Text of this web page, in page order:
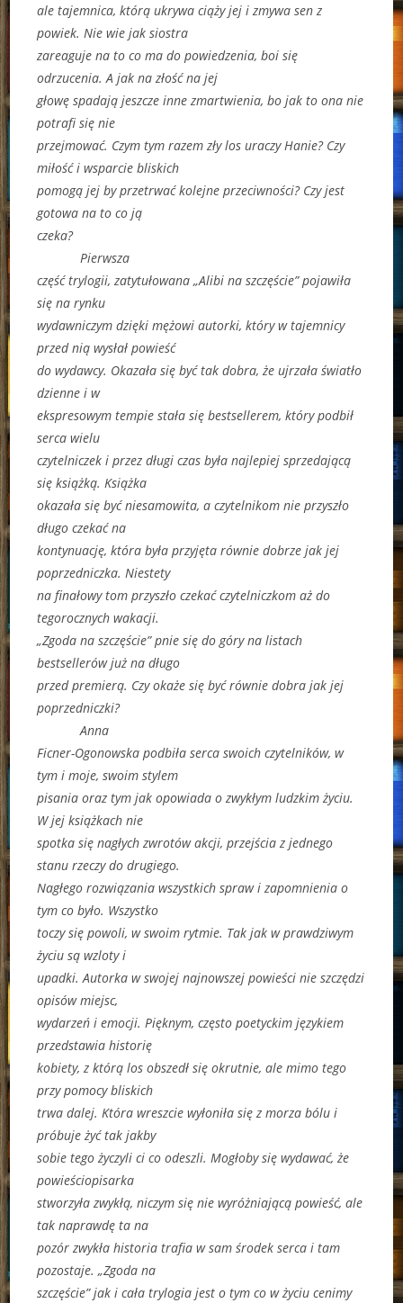
ale tajemnica, którą ukrywa ciąży jej i zmywa sen z
powiek. Nie wie jak siostra
zareaguje na to co ma do powiedzenia, boi się
odrzucenia. A jak na złość na jej
głowę spadają jeszcze inne zmartwienia, bo jak to ona nie
potrafi się nie
przejmować. Czym tym razem zły los uraczy Hanie? Czy
miłość i wsparcie bliskich
pomogą jej by przetrwać kolejne przeciwności? Czy jest
gotowa na to co ją
czeka?
Pierwsza
część trylogii, zatytułowana „Alibi na szczęście” pojawiła
się na rynku
wydawniczym dzięki mężowi autorki, który w tajemnicy
przed nią wysłał powieść
do wydawcy. Okazała się być tak dobra, że ujrzała światło
dzienne i w
ekspresowym tempie stała się bestsellerem, który podbił
serca wielu
czytelniczek i przez długi czas była najlepiej sprzedającą
się książką. Książka
okazała się być niesamowita, a czytelnikom nie przyszło
długo czekać na
kontynuację, która była przyjęta równie dobrze jak jej
poprzedniczka. Niestety
na finałowy tom przyszło czekać czytelniczkom aż do
tegorocznych wakacji.
„Zgoda na szczęście” pnie się do góry na listach
bestsellerów już na długo
przed premierą. Czy okaże się być równie dobra jak jej
poprzedniczki?
Anna
Ficner-Ogonowska podbiła serca swoich czytelników, w
tym i moje, swoim stylem
pisania oraz tym jak opowiada o zwykłym ludzkim życiu.
W jej książkach nie
spotka się nagłych zwrotów akcji, przejścia z jednego
stanu rzeczy do drugiego.
Nagłego rozwiązania wszystkich spraw i zapomnienia o
tym co było. Wszystko
toczy się powoli, w swoim rytmie. Tak jak w prawdziwym
życiu są wzloty i
upadki. Autorka w swojej najnowszej powieści nie szczędzi
opisów miejsc,
wydarzeń i emocji. Pięknym, często poetyckim językiem
przedstawia historię
kobiety, z którą los obszedł się okrutnie, ale mimo tego
przy pomocy bliskich
trwa dalej. Która wreszcie wyłoniła się z morza bólu i
próbuje żyć tak jakby
sobie tego życzyli ci co odeszli. Mogłoby się wydawać, że
powieściopisarka
stworzyła zwykłą, niczym się nie wyróżniającą powieść, ale
tak naprawdę ta na
pozór zwykła historia trafia w sam środek serca i tam
pozostaje. „Zgoda na
szczęście” jak i cała trylogia jest o tym co w życiu cenimy